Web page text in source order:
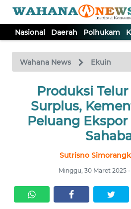
Nasional Daerah Polhukam
Wahana News Ekuin
Produksi Telur
Surplus,
Peluang Ekspor
Sutrisno
Minggu, 30 Maret 2025
TV
Tutup
NASIONAL
DAERAH
EKUIN